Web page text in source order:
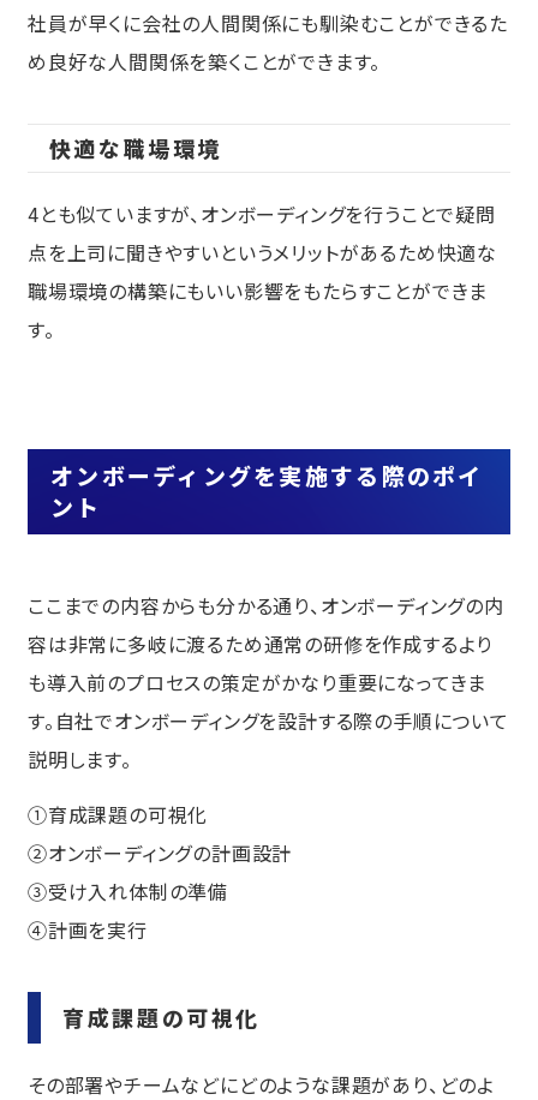
社員が早くに会社の人間関係にも馴染むことができるた
め良好な人間関係を築くことができます。
快適な職場環境
4とも似ていますが、オンボーディングを行うことで疑問
点を上司に聞きやすいというメリットがあるため快適な
職場環境の構築にもいい影響をもたらすことができま
す。
オンボーディングを実施する際のポイ
ント
ここまでの内容からも分かる通り、オンボーディングの内
容は非常に多岐に渡るため通常の研修を作成するより
も導入前のプロセスの策定がかなり重要になってきま
す。自社でオンボーディングを設計する際の手順について
説明します。
①育成課題の可視化
②オンボーディングの計画設計
③受け入れ体制の準備
④計画を実行
育成課題の可視化
その部署やチームなどにどのような課題があり、どのよ